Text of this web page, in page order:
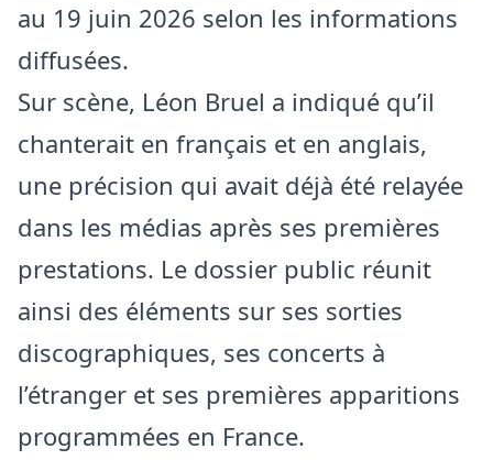
au 19 juin 2026 selon les informations
diffusées.
Sur scène, Léon Bruel a indiqué qu’il
chanterait en français et en anglais,
une précision qui avait déjà été relayée
dans les médias après ses premières
prestations. Le dossier public réunit
ainsi des éléments sur ses sorties
discographiques, ses concerts à
l’étranger et ses premières apparitions
programmées en France.